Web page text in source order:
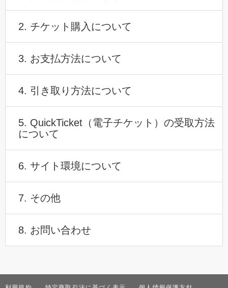
2. チケット購入について
3. お支払方法について
4. 引き取り方法について
5. QuickTicket（電子チケット）の受取方法
について
6. サイト環境について
7. その他
8. お問い合わせ